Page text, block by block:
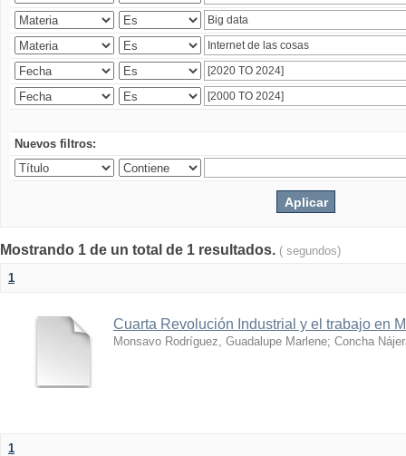
Nuevos filtros:
Mostrando 1 de un total de 1 resultados. ( segundos)
1
Cuarta Revolución Industrial y el trabajo en
Monsavo Rodríguez, Guadalupe Marlene; Concha
1